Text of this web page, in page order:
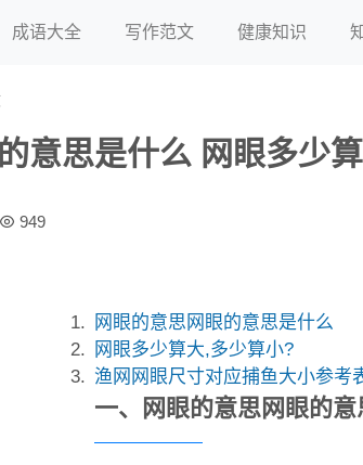
成语大全 写作范文 健康知识
意思是什么 网眼多少
949
网眼的意思网眼的意思是什么
网眼多少算大,多少算小?
渔网网眼尺寸对应捕鱼大小参考
一、网眼的意思网眼的